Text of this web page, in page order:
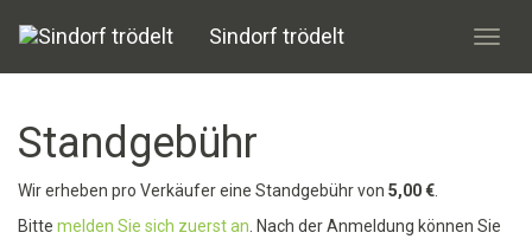
Sindorf trödelt
Standgebühr
Wir erheben pro Verkäufer eine Standgebühr von 5,00 €
Bitte melden Sie sich zuerst an . Nach der Anmeldung können Sie